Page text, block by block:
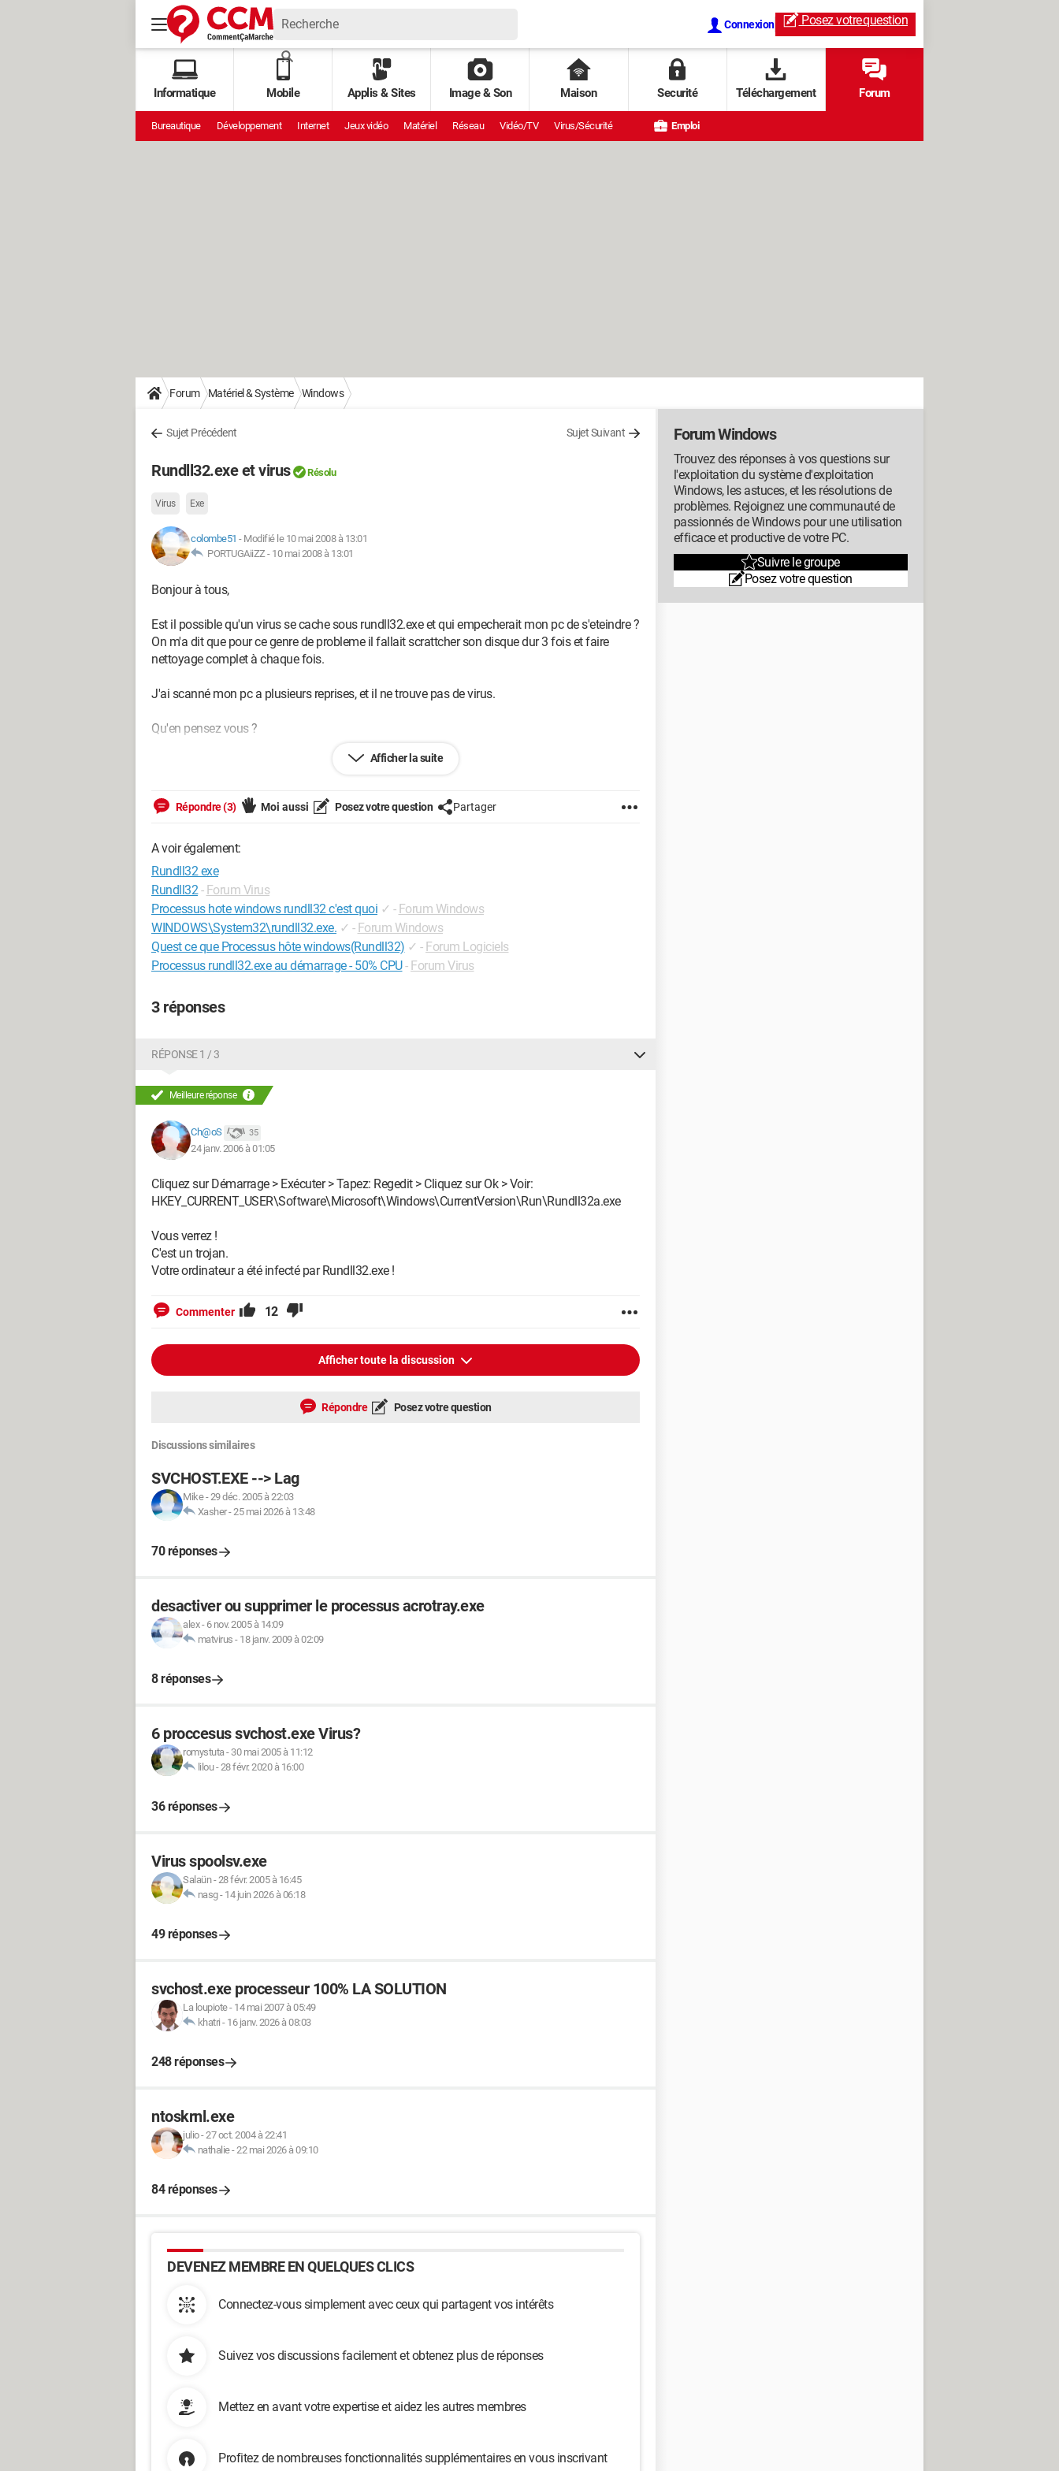
Connexion Posez votrequestion
Informatique Mobile Applis & Sites Image & Son Maison Securité Téléchargement Forum
Bureautique Développement Internet Jeux vidéo Matériel Réseau Vidéo/TV Virus/Sécurité Emploi
Forum Matériel & Système Windows
Sujet Précédent Sujet Suivant
Rundll32.exe et virus Résolu
Virus Exe
colombe51 - Modifié le 10 mai 2008 à 13:01
PORTUGAiiZZ - 10 mai 2008 à 13:01
Bonjour à tous,
Est il possible qu'un virus se cache sous rundll32.exe et qui empecherait mon pc de s'eteindre ?
On m'a dit que pour ce genre de probleme il fallait scrattcher son disque dur 3 fois et faire
nettoyage complet à chaque fois.
J'ai scanné mon pc a plusieurs reprises, et il ne trouve pas de virus.
Qu'en pensez vous ?
Colombe51
Afficher la suite
Répondre (3) Moi aussi Posez votre question Partager
A voir également:
Rundll32 exe
Rundll32 - Forum Virus
Processus hote windows rundll32 c'est quoi ✓ - Forum Windows
WINDOWS\System32\rundll32.exe. ✓ - Forum Windows
Quest ce que Processus hôte windows(Rundll32) ✓ - Forum Logiciels
Processus rundll32.exe au démarrage - 50% CPU- Forum Virus
3 réponses
RÉPONSE 1 / 3
Meilleure réponse
Ch@oS 35
24 janv. 2006 à 01:05
Cliquez sur Démarrage > Exécuter > Tapez: Regedit > Cliquez sur Ok > Voir:
HKEY_CURRENT_USER\Software\Microsoft\Windows\CurrentVersion\Run\Rundll32a.exe
Vous verrez !
C'est un trojan.
Votre ordinateur a été infecté par Rundll32.exe !
Commenter 12
Afficher toute la discussion
Répondre Posez votre question
Discussions similaires
SVCHOST.EXE --> Lag
Mike-29 déc. 2005 à 22:03
Xasher-25 mai 2026 à 13:48
70 réponses
desactiver ou supprimer le processus acrotray.exe
alex- 6 nov. 2005 à 14:09
matvirus - 18 janv. 2009 à 02:09
8 réponses
6 proccesus svchost.exe Virus?
romystuta- 30 mai 2005 à 11:12
lilou-28 févr. 2020 à 16:00
36 réponses
Virus spoolsv.exe
Salaün-28 févr. 2005 à 16:45
nasg- 14 juin 2026 à 06:18
49 réponses
svchost.exe processeur 100% LA SOLUTION
La loupiote- 14 mai 2007 à 05:49
khatri - 16 janv. 2026 à 08:03
248 réponses
ntoskrnl.exe
julio-27 oct. 2004 à 22:41
nathalie-22 mai 2026 à 09:10
84 réponses
DEVENEZ MEMBRE EN QUELQUES CLICS
Connectez-vous simplement avec ceux qui partagent vos intérêts
Suivez vos discussions facilement et obtenez plus de réponses
Mettez en avant votre expertise et aidez les autres membres
Profitez de nombreuses fonctionnalités supplémentaires en vous inscrivant
Forum Windows
Trouvez des réponses à vos questions sur
l'exploitation du système d'exploitation
Windows, les astuces, et les résolutions de
problèmes. Rejoignez une communauté de
passionnés de Windows pour une utilisation
efficace et productive de votre PC.
Suivre le groupe
Posez votre question